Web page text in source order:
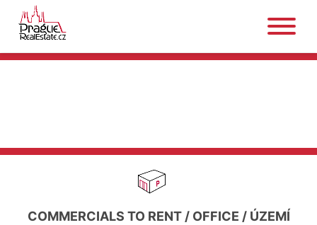
COMMERCIALS TO RENT/ OFFICE / ÚZEMÍ